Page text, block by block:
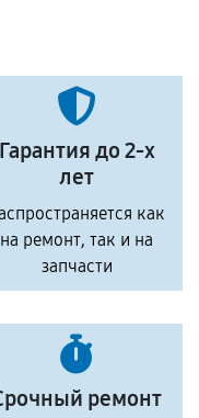
Гарантия до 2-х
лет
как
на ремонт, так и на
запчасти
ремонт